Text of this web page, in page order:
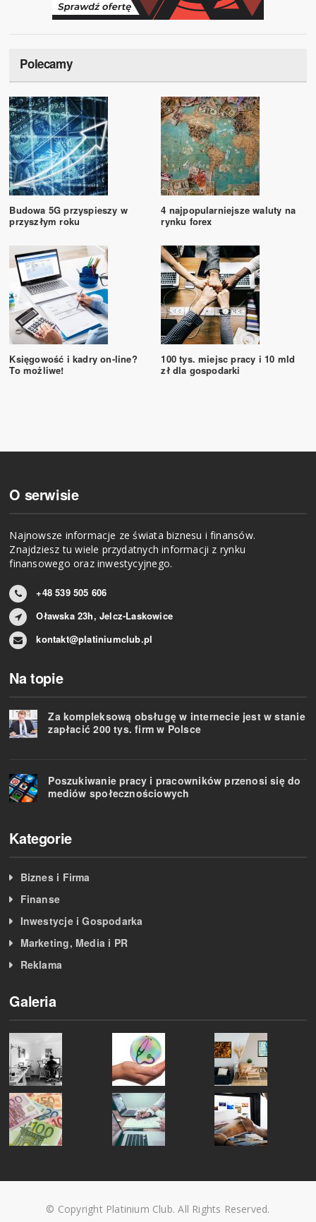
Polecamy
Budowa 5G przyspieszy w
przyszłym roku
4 najpopularniejsze waluty na
rynku forex
Księgowość i kadry on-line?
To możliwe!
100 tys. miejsc pracy i 10 mld
zł dla gospodarki
O serwisie
Najnowsze informacje ze świata biznesu i finansów.
Znajdziesz tu wiele przydatnych informacji z rynku
finansowego oraz inwestycyjnego.
+48 539 505 606
Oławska 23h, Jelcz-Laskowice
kontakt@platiniumclub.pl
Na topie
Za kompleksową obsługę w internecie jest w stanie
zapłacić 200 tys. firm w Polsce
Poszukiwanie pracy i pracowników przenosi się do
mediów społecznościowych
Kategorie
Biznes i Firma
Finanse
Inwestycje i Gospodarka
Marketing, Media i PR
Reklama
Galeria
© Copyright Platinium Club. All Rights Reserved.